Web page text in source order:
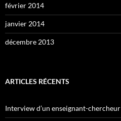
février 2014
janvier 2014
décembre 2013
ARTICLES RÉCENTS
Interview d’un enseignant-chercheur